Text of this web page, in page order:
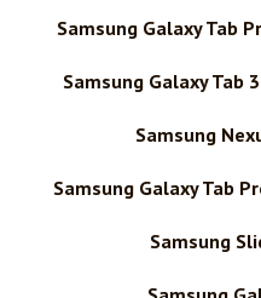
Samsung Galaxy Tab
Samsung Galaxy Tab
Samsung
Samsung Galaxy Tab
Samsung